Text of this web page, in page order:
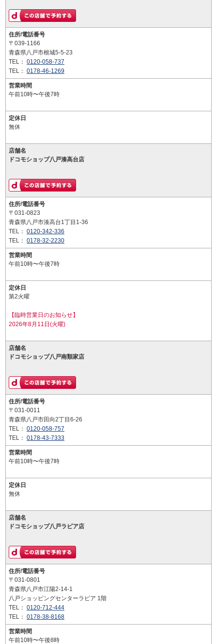
住所/電話番号
〒039-1166
青森県八戸市根城5-5-23
TEL： 0120-058-737
TEL： 0178-46-1269
営業時間
午前10時〜午後7時
定休日
無休
店舗名
ドコモショップ八戸湊高台店
住所/電話番号
〒031-0823
青森県八戸市湊高台1丁目1-36
TEL： 0120-342-336
TEL： 0178-32-2230
営業時間
午前10時〜午後7時
定休日
第2火曜
【臨時営業日のお知らせ】
2026年8月11日(火曜)
店舗名
ドコモショップ八戸南類家店
住所/電話番号
〒031-0011
青森県八戸市田向2丁目6-26
TEL： 0120-058-757
TEL： 0178-43-7333
営業時間
午前10時〜午後7時
定休日
無休
店舗名
ドコモショップ八戸ラピア店
住所/電話番号
〒031-0801
青森県八戸市江陽2-14-1
八戸ショッピングセンターラピア 1階
TEL： 0120-712-444
TEL： 0178-38-8168
営業時間
午前10時〜午後8時